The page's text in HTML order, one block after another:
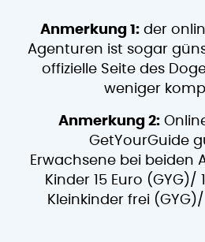
Anmerkung 1: der
Agenturen ist sogar
offizielle Seite des
weniger
Anmerkung 2:
GetYourGuide
Erwachsene bei beiden
Kinder 15 Euro (GYG)/
Kleinkinder frei